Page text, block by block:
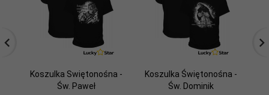
Koszulka Swiętonośna -
Św. Paweł
Koszulka Świętonośna -
Św. Dominik